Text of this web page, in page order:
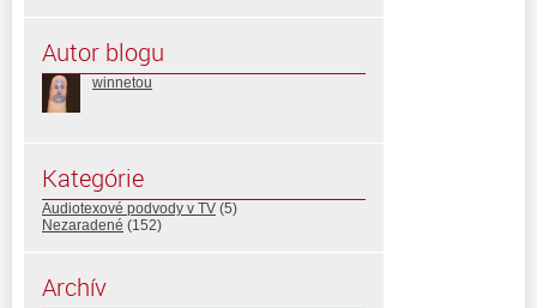
Autor blogu
winnetou
Kategórie
Audiotexové podvody v TV (5)
Nezaradené (152)
Archív